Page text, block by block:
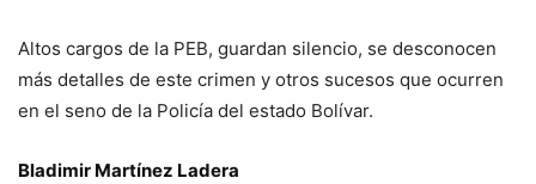
Altos cargos de la PEB, guardan silencio, se desconocen
más detalles de este crimen y otros sucesos que ocurren
en el seno de la Policía del estado Bolívar.
Bladimir Martínez Ladera